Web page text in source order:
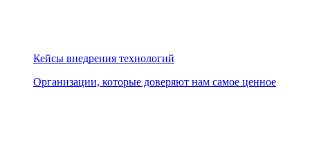
Кейсы внедрения технологий
Организации, которые доверяют нам самое ценное